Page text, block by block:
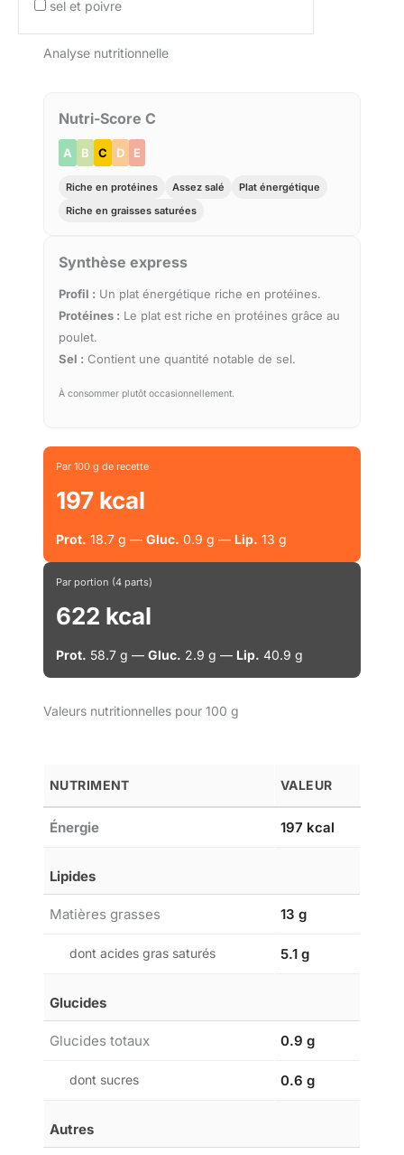
sel et poivre
Analyse nutritionnelle
Nutri-Score C
A B C D E
Riche en protéines Assez salé
Plat énergétique
Riche en graisses saturées
Synthèse express
Profil : Un plat énergétique riche en protéines.
Protéines : Le plat est riche en protéines grâce au
poulet.
Sel : Contient une quantité notable de sel.
À consommer plutôt occasionnellement.
Par 100 g de recette
197 kcal
Prot. 18.7 g — Gluc. 0.9 g — Lip. 13 g
Par portion (4 parts)
622 kcal
Prot. 58.7 g — Gluc. 2.9 g — Lip. 40.9 g
Valeurs nutritionnelles pour 100 g
NUTRIMENT VALEUR
Énergie 197 kcal
Lipides
Matières grasses 13 g
dont acides gras saturés 5.1 g
Glucides
Glucides totaux 0.9 g
dont sucres 0.6 g
Autres